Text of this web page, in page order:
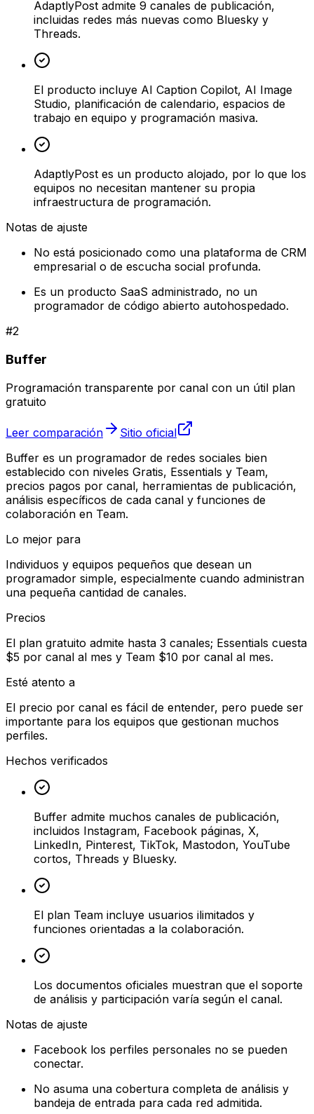
AdaptlyPost admite 9 canales de publicación,
incluidas redes más nuevas como Bluesky y
Threads.
El producto incluye AI Caption Copilot, AI Image
Studio, planificación de calendario, espacios de
trabajo en equipo y programación masiva.
AdaptlyPost es un producto alojado, por lo que los
equipos no necesitan mantener su propia
infraestructura de programación.
Notas de ajuste
No está posicionado como una plataforma de CRM
empresarial o de escucha social profunda.
Es un producto SaaS administrado, no un
programador de código abierto autohospedado.
#2
Buffer
Programación transparente por canal con un útil plan
gratuito
Leer comparación
Sitio oficial
Buffer es un programador de redes sociales bien
establecido con niveles Gratis, Essentials y Team,
precios pagos por canal, herramientas de publicación,
análisis específicos de cada canal y funciones de
colaboración en Team.
Lo mejor para
Individuos y equipos pequeños que desean un
programador simple, especialmente cuando administran
una pequeña cantidad de canales.
Precios
El plan gratuito admite hasta 3 canales; Essentials cuesta
$5 por canal al mes y Team $10 por canal al mes.
Esté atento a
El precio por canal es fácil de entender, pero puede ser
importante para los equipos que gestionan muchos
perfiles.
Hechos verificados
Buffer admite muchos canales de publicación,
incluidos Instagram, Facebook páginas, X,
LinkedIn, Pinterest, TikTok, Mastodon, YouTube
cortos, Threads y Bluesky.
El plan Team incluye usuarios ilimitados y
funciones orientadas a la colaboración.
Los documentos oficiales muestran que el soporte
de análisis y participación varía según el canal.
Notas de ajuste
Facebook los perfiles personales no se pueden
conectar.
No asuma una cobertura completa de análisis y
bandeja de entrada para cada red admitida.